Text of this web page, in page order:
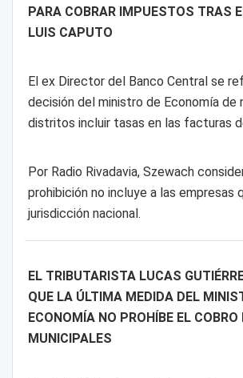
PARA COBRAR IMPUESTOS TRAS
LUIS CAPUTO
El ex Director del Banco Central se
decisión del ministro de Economía de
distritos incluir tasas en las facturas
Por Radio Rivadavia, Szewach
prohibición no incluye a las empresas
jurisdicción nacional.
EL TRIBUTARISTA LUCAS
QUE LA ÚLTIMA MEDIDA DEL
ECONOMÍA NO PROHÍBE EL
MUNICIPALES